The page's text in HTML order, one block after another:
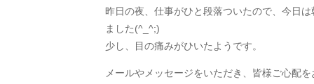
昨日の夜、仕事がひと段落ついたので、今日
ました(^_^;)
少し、目の痛みがひいたようです。
メールやメッセージをいただき、皆様ご心配